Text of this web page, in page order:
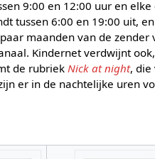
9:00 en 12:00 uur en
tussen 6:00 en 19:00 uit,
maanden van de
Kindernet verdwijnt
de rubriekNick at night, die
er in de nachtelijke uren